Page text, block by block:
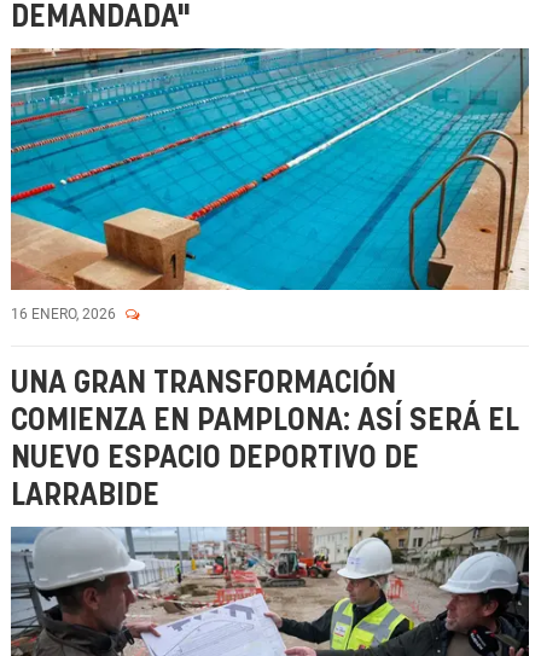
DEMANDADA"
16 ENERO, 2026
UNA GRAN TRANSFORMACIÓN
COMIENZA EN PAMPLONA: ASÍ SERÁ EL
NUEVO ESPACIO DEPORTIVO DE
LARRABIDE